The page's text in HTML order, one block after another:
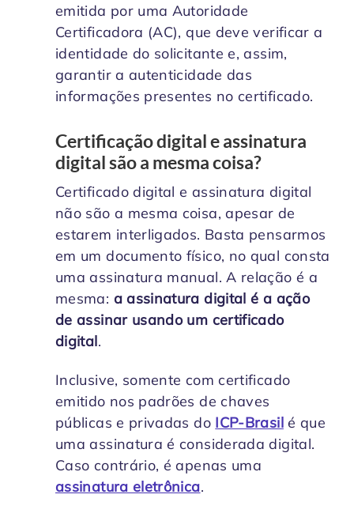
emitida por uma Autoridade
Certificadora (AC), que deve verificar a
identidade do solicitante e, assim,
garantir a autenticidade das
informações presentes no certificado.
Certificação digital e assinatura
digital são a mesma coisa?
Certificado digital e assinatura digital
não são a mesma coisa, apesar de
estarem interligados. Basta pensarmos
em um documento físico, no qual consta
uma assinatura manual. A relação é a
mesma: a assinatura digital é a ação
de assinar usando um certificado
digital.
Inclusive, somente com certificado
emitido nos padrões de chaves
públicas e privadas do ICP-Brasilé que
uma assinatura é considerada digital.
Caso contrário, é apenas uma
assinatura eletrônica.